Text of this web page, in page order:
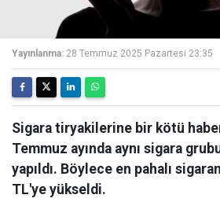
Yayınlanma: 28 Temmuz 2025 Pazartesi 23:35
Sigara tiryakilerine bir kötü
Temmuz ayında aynı sigara
yapıldı. Böylece en pahalı
TL'ye yükseldi.